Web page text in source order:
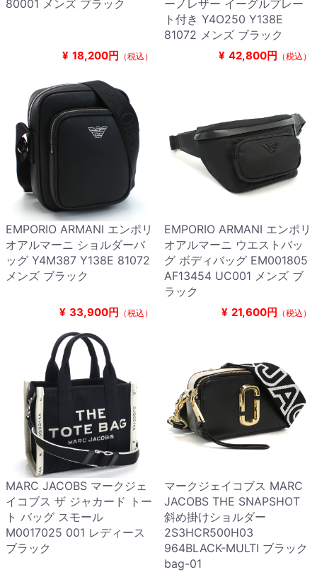
80001 メンズ ブラック
¥ 18,200円 （税込）
ーノレザー イーグルプレー
ト付き Y4O250 Y138E
81072 メンズ ブラック
¥ 42,800円 （税込）
EMPORIO ARMANI エンポリ
オアルマーニ ショルダーバ
ッグ Y4M387 Y138E 81072
メンズ ブラック
¥ 33,900円 （税込）
EMPORIO ARMANI エンポリ
オアルマーニ ウエストバッ
グ ボディバッグ EM001805
AF13454 UC001 メンズ ブ
ラック
¥ 21,600円 （税込）
MARC JACOBS マークジェ
イコブス ザ ジャカード トー
ト バッグ スモール
M0017025 001 レディース
ブラック
マークジェイコブス MARC
JACOBS THE SNAPSHOT
斜め掛けショルダー
2S3HCR500H03
964BLACK-MULTI ブラック
bag-01